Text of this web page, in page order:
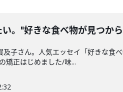
。"好きな食べ物が見つか
子さん。人気エッセイ「好きな食
矯正はじめました/味...